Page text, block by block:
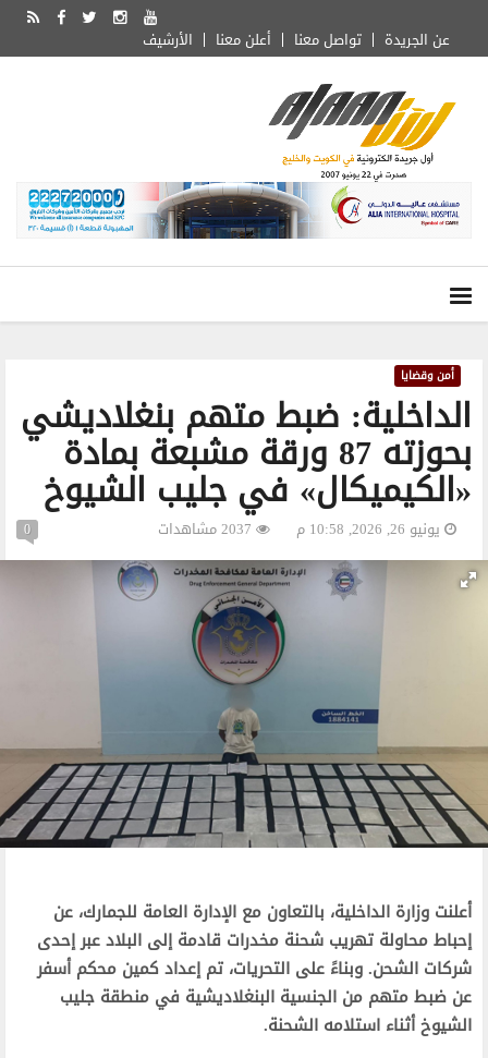
الأرشيف أعلن معنا تواصل معنا عن الجريدة
الداخلية: ضبط متهم بنغلاديشي
بحوزته 87 ورقة مشبعة بمادة
«الكيميكال» في جليب الشيوخ
أمن وقضايا
يونيو 26, 2026, 10:58 م 0
أعلنت وزارة الداخلية، بالتعاون مع الإدارة العامة للجمارك، عن
إحباط محاولة تهريب شحنة مخدرات قادمة إلى البلاد عبر إحدى
شركات الشحن. وبناءً على التحريات، تم إعداد كمين محكم أسفر
عن ضبط متهم من الجنسية البنغلاديشية في منطقة جليب
الشيوخ أثناء استلامه الشحنة.